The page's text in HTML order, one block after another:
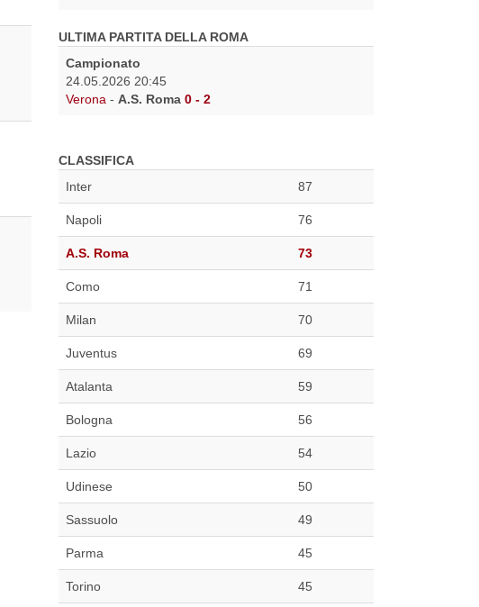
ULTIMA PARTITA DELLA ROMA
Campionato
24.05.2026 20:45
Verona - A.S. Roma 0 - 2
CLASSIFICA
Inter
87
Napoli 76
A.S. Roma 73
Como 71
Milan 70
Juventus 69
Atalanta 59
Bologna 56
Lazio 54
Udinese 50
Sassuolo 49
Parma 45
Torino 45